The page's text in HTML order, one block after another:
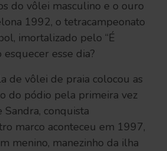
do vôlei masculino e o ouro
1992, o tetracampeonato
imortalizado pelo “É
esquecer esse dia?
de vôlei de praia colocou as
do pódio pela primeira vez
Sandra, conquista
marco aconteceu em 1997,
menino, manezinho da ilha